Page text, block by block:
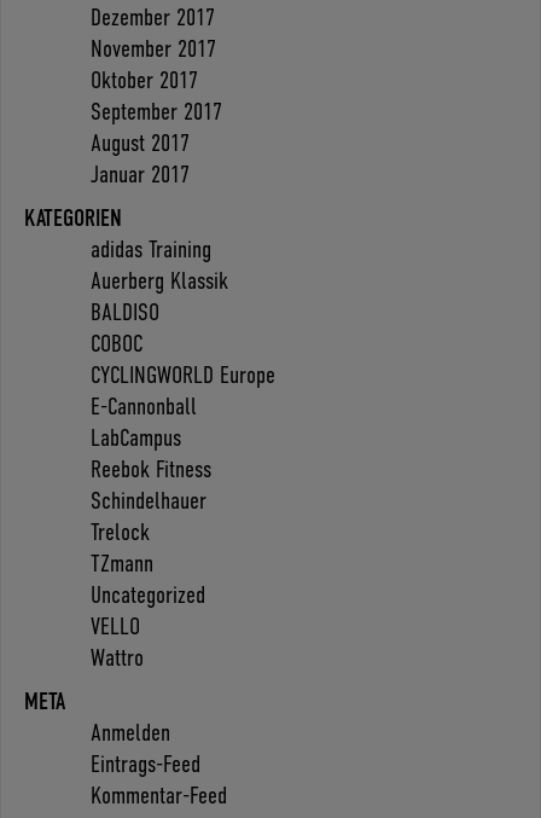
Dezember 2017
November 2017
Oktober 2017
September 2017
August 2017
Januar 2017
KATEGORIEN
adidas Training
Auerberg Klassik
BALDISO
COBOC
CYCLINGWORLD Europe
E-Cannonball
LabCampus
Reebok Fitness
Schindelhauer
Trelock
TZmann
Uncategorized
VELLO
Wattro
META
Anmelden
Eintrags-Feed
Kommentar-Feed